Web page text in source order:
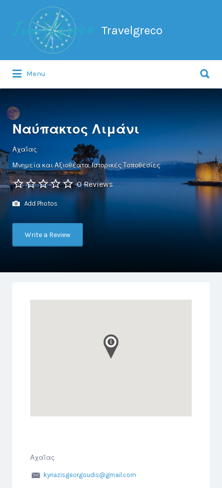
Travelgreco
Search
Menu
for:
Ναύπακτος Λιμάνι
Αχαΐας
Μνημεία και Αξιοθέατα Ιστορικές Τοποθεσίες
0 Reviews
Add Photos
Write a Review
Αχαΐας
kyriazisgeorgoudis@gmail.com